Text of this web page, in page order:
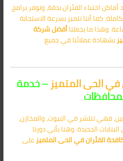
اختباء الفئران بدقة، ونوفر برامج
كما أننا نتميز بسرعة الاستجابة
أفضل شركة
بشهادة عملائنا في جميع
الحى المتميز– خدمة
فهي تنتشر في البيوت، والمخازن،
الجديدة. وهنا يأتي دورنا
الفئران في الحى المتميزعلى